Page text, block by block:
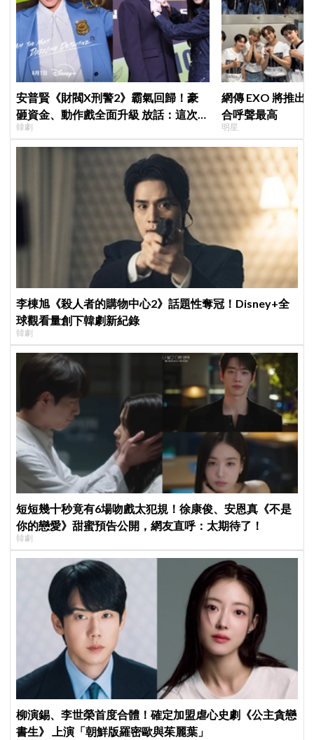
安普賢《財閥X刑警2》霸氣回歸！豪
砸資金、動作戲全面升級 放話：這次要
超越第一季
韓劇
網傳 EXO 將推出
合呼聲最高
明星
李棟旭《殺人者的購物中心2》話題性奪冠！Disney+全
球觀看量創下韓劇新紀錄
韓劇
短短幾十秒竟有6場吻戲太犯規！徐康俊、安恩真《不是
你的戀愛》甜蜜預告公開，網友直呼：太期待了！
韓劇
柳演錫、李世榮首度合體！確定加盟虐心史劇《公主貪戀
書生》 上演「朝鮮版羅密歐與茱麗葉」